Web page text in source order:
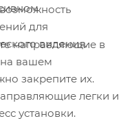
для
видения.
направляющие в
вашем
закрепите их.
легки и
установки.